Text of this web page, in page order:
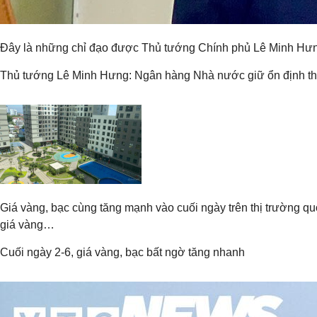
Đây là những chỉ đạo được Thủ tướng Chính phủ Lê Minh
Thủ tướng Lê Minh Hưng: Ngân hàng Nhà nước giữ ổn định
Giá vàng, bạc cùng tăng mạnh vào cuối ngày trên thị trường
giá vàng…
Cuối ngày 2-6, giá vàng, bạc bất ngờ tăng nhanh